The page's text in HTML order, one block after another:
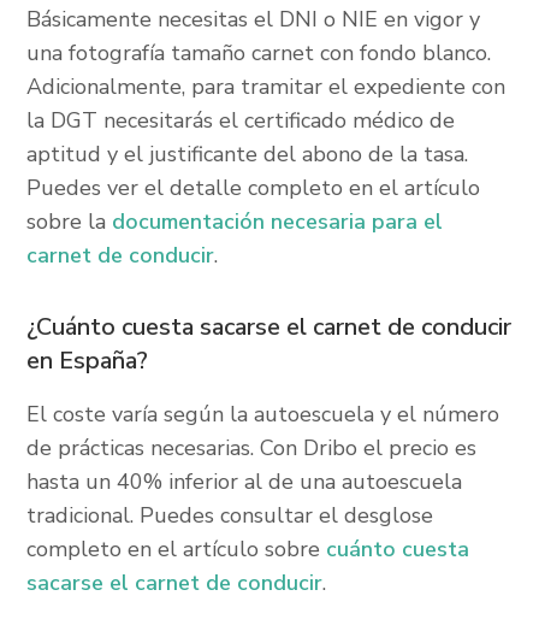
Básicamente necesitas el DNI o NIE en vigor y
una fotografía tamaño carnet con fondo blanco.
Adicionalmente, para tramitar el expediente con
la DGT necesitarás el certificado médico de
aptitud y el justificante del abono de la tasa.
Puedes ver el detalle completo en el artículo
sobre la documentación necesaria para el
carnet de conducir.
¿Cuánto cuesta sacarse el carnet de conducir
en España?
El coste varía según la autoescuela y el número
de prácticas necesarias. Con Dribo el precio es
hasta un 40% inferior al de una autoescuela
tradicional. Puedes consultar el desglose
completo en el artículo sobre cuánto cuesta
sacarse el carnet de conducir.